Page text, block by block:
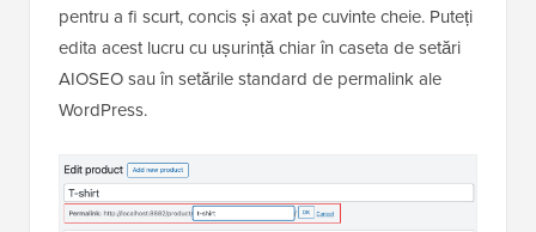
pentru a fi scurt, concis și axat pe cuvinte cheie. Puteți
edita acest lucru cu ușurință chiar în caseta de setări
AIOSEO sau în setările standard de permalink ale
WordPress.